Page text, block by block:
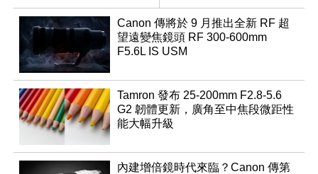
行修復
變焦鏡
Canon 傳將於 9 月推出全新 RF 超
望遠變焦鏡頭 RF 300-600mm
F5.6L IS USM
Tamron 發布 25-200mm F2.8-5.6
G2 韌體更新，廣角至中焦段微距性
能大幅升級
內建增倍鏡時代來臨？Canon 傳第